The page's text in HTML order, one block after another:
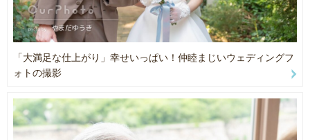
これまでに、
・ウェディングフォト
・家族写真
・七五三・お宮参り
・プロフィール撮影
・企業・EC・広告撮影
撮影が終わる頃には、
「こんなに自然に笑えると思わなかった」
「撮影そのものが思い出になった」
「またお願いしたいです」
そんな言葉をいただくことが多く、
リピーター様やご紹介からのご依頼も多数いただいています。
「大満足な仕上がり」幸せいっぱい！仲睦まじいウェディングフ
ォトの撮影